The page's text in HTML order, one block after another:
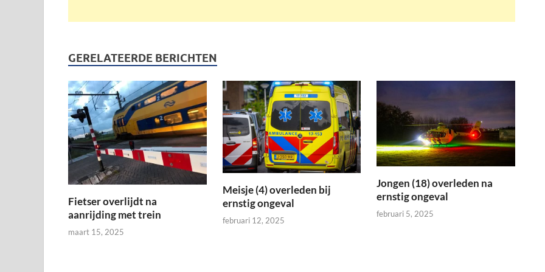
GERELATEERDE BERICHTEN
Fietser overlijdt na
aanrijding met trein
maart 15, 2025
Meisje (4) overleden bij
ernstig ongeval
februari 12, 2025
Jongen (18) overleden na
ernstig ongeval
februari 5, 2025